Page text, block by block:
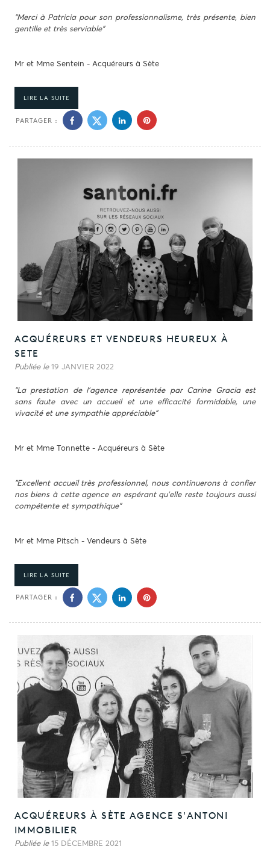
"Merci à Patricia pour son professionnalisme, très présente, bien
gentille et très serviable"
Mr et Mme Sentein - Acquéreurs à Sète
LIRE LA SUITE
PARTAGER :
ACQUÉREURS ET VENDEURS HEUREUX À
SETE
Publiée le19 JANVIER 2022
"La prestation de l'agence représentée par Carine Gracia est
sans faute avec un accueil et une efficacité formidable, une
vivacité et une sympathie appréciable"
Mr et Mme Tonnette - Acquéreurs à Sète
"Excellent accueil très professionnel, nous continuerons à confier
nos biens à cette agence en espérant qu'elle reste toujours aussi
compétente et sympathique"
Mr et Mme Pitsch - Vendeurs à Sète
LIRE LA SUITE
PARTAGER :
ACQUÉREURS À SÈTE AGENCE S'ANTONI
IMMOBILIER
Publiée le15 DÉCEMBRE 2021